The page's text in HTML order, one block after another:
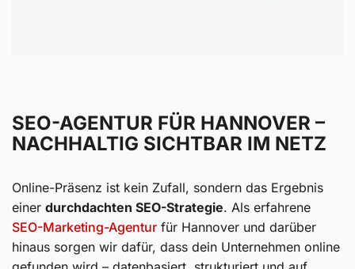
SEO-AGENTUR FÜR HANNOVER –
NACHHALTIG SICHTBAR IM NETZ
Online-Präsenz ist kein Zufall, sondern das Ergebnis
einer durchdachten SEO-Strategie. Als erfahrene
SEO-Marketing-Agentur für Hannover und darüber
hinaus sorgen wir dafür, dass dein Unternehmen online